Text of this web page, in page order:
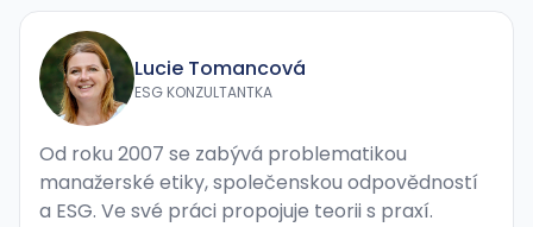
Lucie Tomancová
ESG KONZULTANTKA
Od roku 2007 se zabývá problematikou
manažerské etiky, společenskou odpovědností
a ESG. Ve své práci propojuje teorii s praxí.